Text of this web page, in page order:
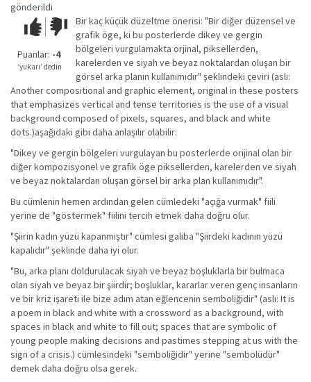
gönderildi
Çok iyi!O
kadar
iyi
değil!
Puanlar: -4
‘yukarı’ dedin
Bir kaç küçük düzeltme önerisi: "Bir diğer düzensel ve
grafik öge, ki bu posterlerde dikey ve gergin
bölgeleri vurgulamakta orjinal, piksellerden,
karelerden ve siyah ve beyaz noktalardan oluşan bir
görsel arka planın kullanımıdır" şeklindeki çeviri (aslı:
Another compositional and graphic element, original in these posters
that emphasizes vertical and tense territories is the use of a visual
background composed of pixels, squares, and black and white
dots.)aşağıdaki gibi daha anlaşılır olabilir:
"Dikey ve gergin bölgeleri vurgulayan bu posterlerde orijinal olan bir
diğer kompozisyonel ve grafik öge piksellerden, karelerden ve siyah
ve beyaz noktalardan oluşan görsel bir arka plan kullanımıdır".
Bu cümlenin hemen ardından gelen cümledeki "açığa vurmak" fiili
yerine de "göstermek" fiilini tercih etmek daha doğru olur.
"Şiirin kadın yüzü kapanmıştır" cümlesi galiba "Şiirdeki kadının yüzü
kapalıdır" şeklinde daha iyi olur.
"Bu, arka planı doldurulacak siyah ve beyaz boşluklarla bir bulmaca
olan siyah ve beyaz bir şiirdir; boşluklar, kararlar veren genç insanların
ve bir kriz işareti ile bize adım atan eğlencenin semboliğidir" (aslı: It is
a poem in black and white with a crossword as a background, with
spaces in black and white to fill out; spaces that are symbolic of
young people making decisions and pastimes stepping at us with the
sign of a crisis.) cümlesindeki "semboliğidir" yerine "sembolüdür"
demek daha doğru olsa gerek.